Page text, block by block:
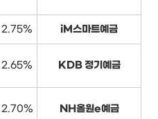
2.75% iM스마트예금
2.65% KDB 정기예금
2.70% NH올원e예금